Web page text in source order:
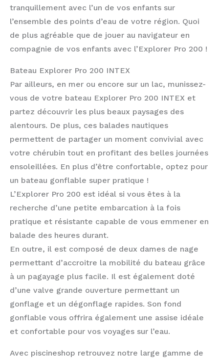
tranquillement avec l’un de vos enfants sur
l’ensemble des points d’eau de votre région. Quoi
de plus agréable que de jouer au navigateur en
compagnie de vos enfants avec l’Explorer Pro 200 !
Bateau Explorer Pro 200 INTEX
Par ailleurs, en mer ou encore sur un lac, munissez-
vous de votre bateau Explorer Pro 200 INTEX et
partez découvrir les plus beaux paysages des
alentours. De plus, ces balades nautiques
permettent de partager un moment convivial avec
votre chérubin tout en profitant des belles journées
ensoleillées. En plus d’être confortable, optez pour
un bateau gonflable super pratique !
L’Explorer Pro 200 est idéal si vous êtes à la
recherche d’une petite embarcation à la fois
pratique et résistante capable de vous emmener en
balade des heures durant.
En outre, il est composé de deux dames de nage
permettant d’accroitre la mobilité du bateau grâce
à un pagayage plus facile. Il est également doté
d’une valve grande ouverture permettant un
gonflage et un dégonflage rapides. Son fond
gonflable vous offrira également une assise idéale
et confortable pour vos voyages sur l’eau.
Avec piscineshop retrouvez notre large gamme de